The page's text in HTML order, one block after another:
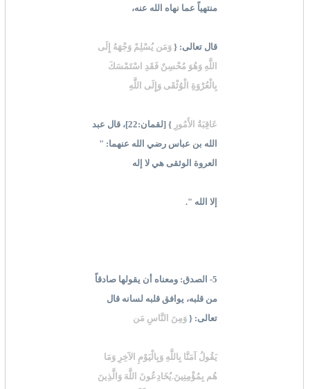
منتهياً عما نهاه الله عنه،
قال تعالى: { وَمَن يُسْلِمْ وَجْهَهُ إِلَى
اللَّهِ وَهُوَ مُحْسِنٌ فَقَدِ اسْتَمْسَكَ
بِالْعُرْوَةِ الْوُثْقَى وَإِلَى اللَّهِ
عَاقِبَةُ الأَمُورِ
} [لقمان:22]، قال عبد
الله بن عباس رضي الله عنهما: "
العروة الوثقى هي لا إله
إلا الله ".
5- الصدق: ومعناه أن يقولها صادقاً
من قلبه، يوافق قلبه لسانه قال
تعالى: { وَمِنَ النَّاسِ مَن
يَقُولُ آمَنَّا بِاللَّهِ وَبِالْيَوْمِ الآخِرِ وَمَا
هُم بِمُؤْمِنِينَ.يُخَادِعُونَ اللَّهَ وَالَّذِينَ